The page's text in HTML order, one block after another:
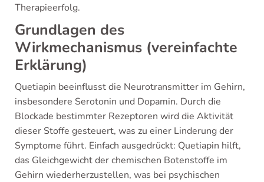
Therapieerfolg.
Grundlagen des
Wirkmechanismus (vereinfachte
Erklärung)
Quetiapin beeinflusst die Neurotransmitter im Gehirn,
insbesondere Serotonin und Dopamin. Durch die
Blockade bestimmter Rezeptoren wird die Aktivität
dieser Stoffe gesteuert, was zu einer Linderung der
Symptome führt. Einfach ausgedrückt: Quetiapin hilft,
das Gleichgewicht der chemischen Botenstoffe im
Gehirn wiederherzustellen, was bei psychischen